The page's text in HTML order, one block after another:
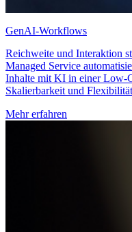
GenAI-Workflows
Reichweite und Interaktion
Managed Service
Inhalte mit KI in einer Low-
Skalierbarkeit und
Mehr erfahren